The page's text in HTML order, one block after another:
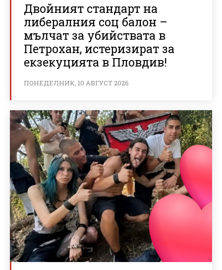
Двойният стандарт на
либералния соц балон –
мълчат за убийствата в
Петрохан, истеризират за
екзекуцията в Пловдив!
ПОНЕДЕЛНИК, 10 АВГУСТ 2026